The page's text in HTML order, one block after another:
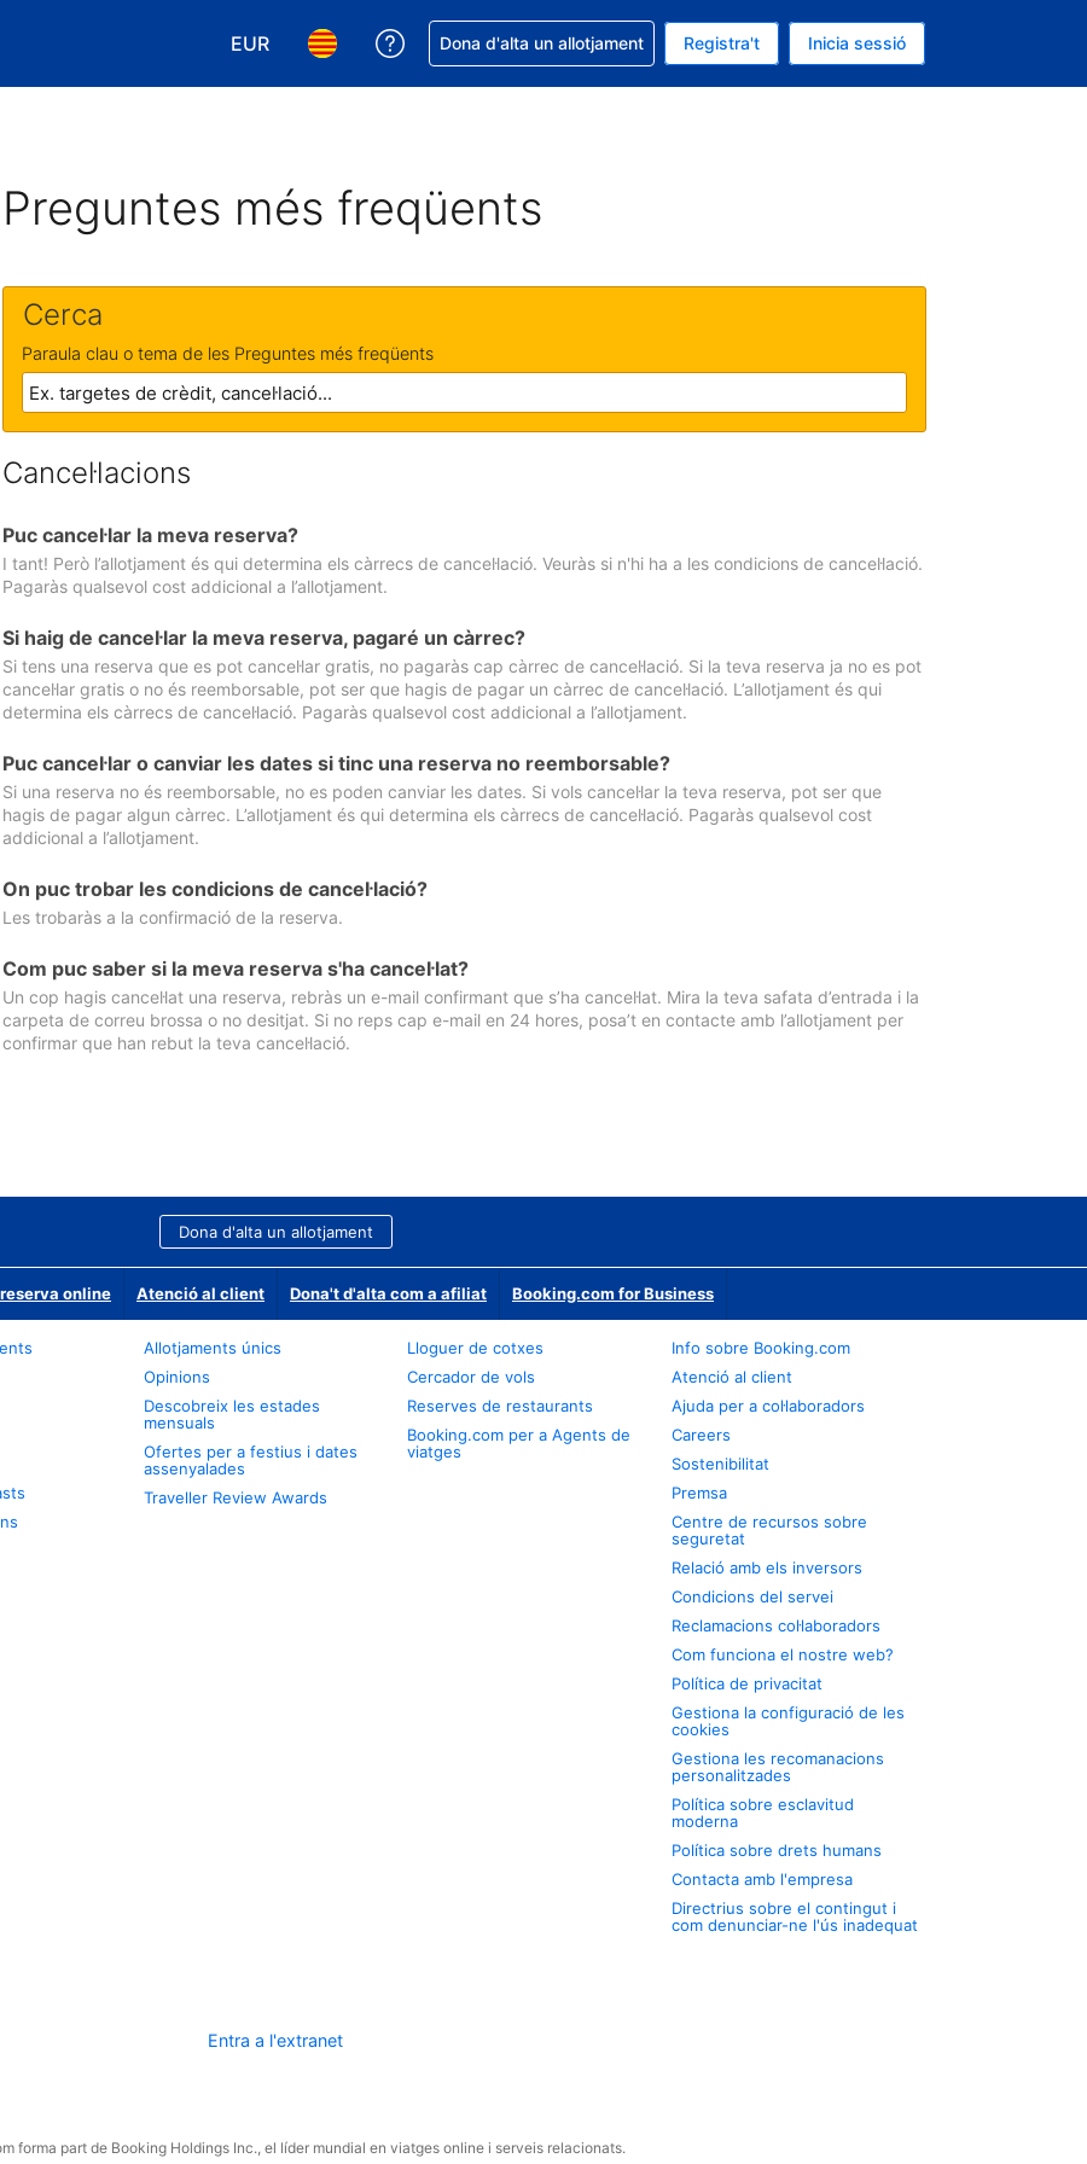
EUR
Tria la moneda. La moneda actual és EUR
Tria l'idioma. L'idioma actual és Català
Rep ajuda amb la reserva
Dona d'alta un allotjament Registra't Inicia sessió
Preguntes més freqüents
Cerca
Paraula clau o tema de les Preguntes més freqüents
Cancel·lacions
Puc cancel·lar la meva reserva?
I tant! Però l’allotjament és qui determina els càrrecs de cancel·lació. Veuràs si n'hi ha a les condicions de cancel·lació.
Pagaràs qualsevol cost addicional a l’allotjament.
Si haig de cancel·lar la meva reserva, pagaré un càrrec?
Si tens una reserva que es pot cancel·lar gratis, no pagaràs cap càrrec de cancel·lació. Si la teva reserva ja no es pot
cancel·lar gratis o no és reemborsable, pot ser que hagis de pagar un càrrec de cancel·lació. L’allotjament és qui
determina els càrrecs de cancel·lació. Pagaràs qualsevol cost addicional a l’allotjament.
Puc cancel·lar o canviar les dates si tinc una reserva no reemborsable?
Si una reserva no és reemborsable, no es poden canviar les dates. Si vols cancel·lar la teva reserva, pot ser que
hagis de pagar algun càrrec. L’allotjament és qui determina els càrrecs de cancel·lació. Pagaràs qualsevol cost
addicional a l’allotjament.
On puc trobar les condicions de cancel·lació?
Les trobaràs a la confirmació de la reserva.
Com puc saber si la meva reserva s'ha cancel·lat?
Un cop hagis cancel·lat una reserva, rebràs un e-mail confirmant que s’ha cancel·lat. Mira la teva safata d’entrada i la
carpeta de correu brossa o no desitjat. Si no reps cap e-mail en 24 hores, posa’t en contacte amb l’allotjament per
confirmar que han rebut la teva cancel·lació.
Dona d'alta un allotjament
online Atenció al client Dona't d'alta com a afiliat Booking.com for Business
Allotjaments únics
Opinions
Descobreix les estades
mensuals
Ofertes per a festius i dates
assenyalades
Traveller Review Awards
Lloguer de cotxes
Cercador de vols
Reserves de restaurants
Booking.com per a Agents de
viatges
Info sobre Booking.com
Atenció al client
Ajuda per a col·laboradors
Careers
Sostenibilitat
Premsa
Centre de recursos sobre
seguretat
Relació amb els inversors
Condicions del servei
Reclamacions col·laboradors
Com funciona el nostre web?
Política de privacitat
Gestiona la configuració de les
cookies
Gestiona les recomanacions
personalitzades
Política sobre esclavitud
moderna
Política sobre drets humans
Contacta amb l'empresa
Directrius sobre el contingut i
com denunciar-ne l'ús inadequat
Entra a l'extranet
forma part de Booking Holdings Inc., el líder mundial en viatges online i serveis relacionats.